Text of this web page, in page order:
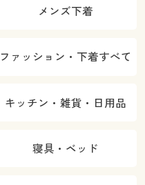
メンズ下着
ファッション・下着すべて
キッチン・雑貨・日用品
寝具・ベッド